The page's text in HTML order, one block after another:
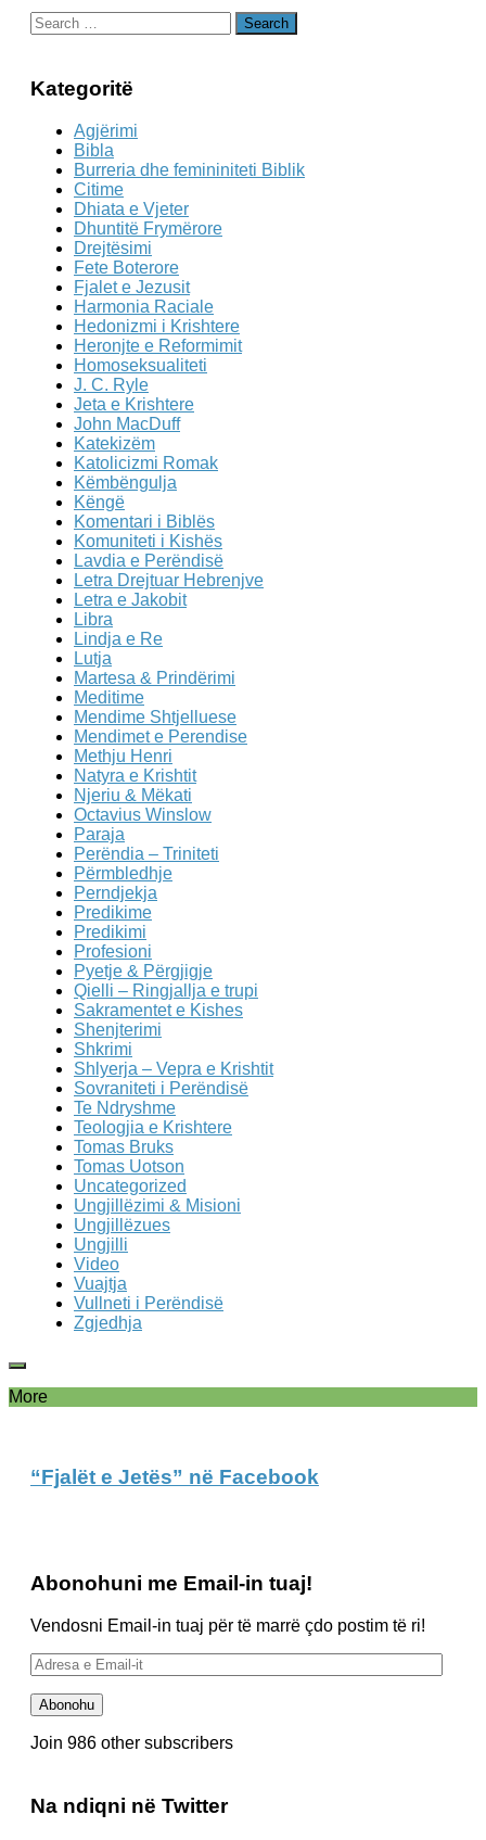
Search
for:
Kategoritë
Agjërimi
Bibla
Burreria dhe femininiteti Biblik
Citime
Dhiata e Vjeter
Dhuntitë Frymërore
Drejtësimi
Fete Boterore
Fjalet e Jezusit
Harmonia Raciale
Hedonizmi i Krishtere
Heronjte e Reformimit
Homoseksualiteti
J. C. Ryle
Jeta e Krishtere
John MacDuff
Katekizëm
Katolicizmi Romak
Këmbëngulja
Këngë
Komentari i Biblës
Komuniteti i Kishës
Lavdia e Perëndisë
Letra Drejtuar Hebrenjve
Letra e Jakobit
Libra
Lindja e Re
Lutja
Martesa & Prindërimi
Meditime
Mendime Shtjelluese
Mendimet e Perendise
Methju Henri
Natyra e Krishtit
Njeriu & Mëkati
Octavius Winslow
Paraja
Perëndia – Triniteti
Përmbledhje
Perndjekja
Predikime
Predikimi
Profesioni
Pyetje & Përgjigje
Qielli – Ringjallja e trupi
Sakramentet e Kishes
Shenjterimi
Shkrimi
Shlyerja – Vepra e Krishtit
Sovraniteti i Perëndisë
Te Ndryshme
Teologjia e Krishtere
Tomas Bruks
Tomas Uotson
Uncategorized
Ungjillëzimi & Misioni
Ungjillëzues
Ungjilli
Video
Vuajtja
Vullneti i Perëndisë
Zgjedhja
More
“Fjalët e Jetës” në Facebook
Abonohuni me Email-in tuaj!
Vendosni Email-in tuaj për të marrë çdo postim të ri!
Adresa
e
Email-
it
Abonohu
Join 986 other subscribers
Na ndiqni në Twitter